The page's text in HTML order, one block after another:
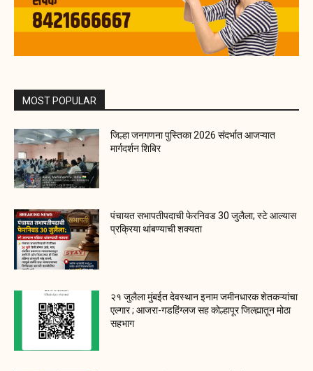
MOST POPULAR
जिल्हा जनगणना पुस्तिका 2026 संदर्भात आजऱ्यात
मार्गदर्शन शिबिर
पंचायत सभापतीपदाची फेरनिवड 30 जुलैला; स्टे आल्यास
प्रक्रिया थांबण्याची शक्यता
२१ जुलैला मुंबईत देवस्थान इनाम जमीनधारक शेतकऱ्यांचा
एल्गार ; आजरा-गडहिंग्लज सह कोल्हापूर जिल्ह्यातून मोठा
सहभाग